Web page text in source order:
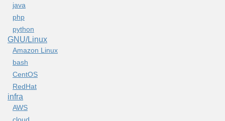
java
php
python
GNU/Linux
Amazon Linux
bash
CentOS
RedHat
infra
AWS